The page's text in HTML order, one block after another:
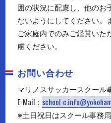
囲の状況に配慮し、他のお
ないようにしてください。
ご家庭内でのみご鑑賞いた
慮ください。
お問い合わせ
マリノスサッカースクール
E-Mail： school-
※土日祝日はスクール事務